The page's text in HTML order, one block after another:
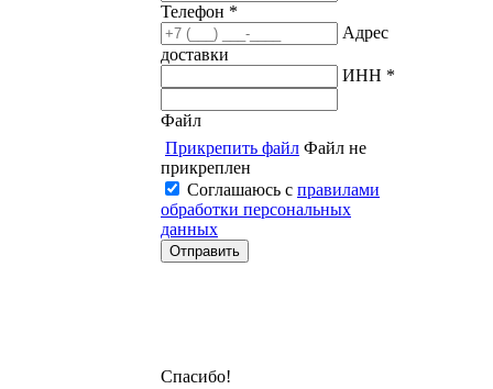
Телефон *
Адрес
доставки
ИНН *
Файл
Прикрепить файл Файл не
прикреплен
Соглашаюсь с правилами
обработки персональных
данных
Спасибо!